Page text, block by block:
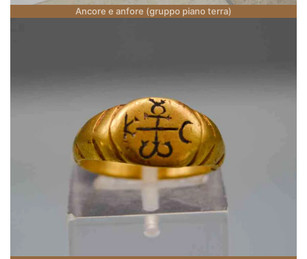
Ancore e anfore (gruppo piano terra)